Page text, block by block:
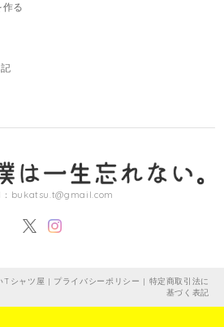
る
bukatsu.t@gmail.com
Tシャツ屋 | プライバシーポリシー | 特定商取引法に
基づく表記